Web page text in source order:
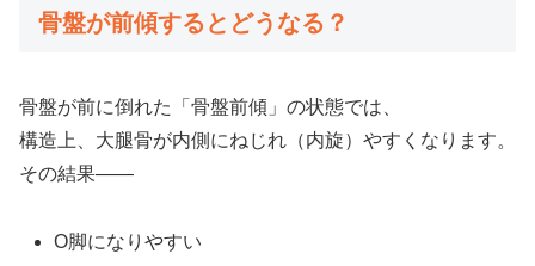
骨盤が前傾するとどうなる？
骨盤が前に倒れた「骨盤前傾」の状態では、
構造上、大腿骨が内側にねじれ（内旋）やすくなります。
その結果——
O脚になりやすい